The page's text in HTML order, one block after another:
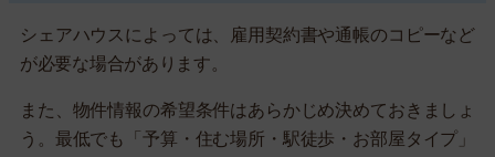
シェアハウスによっては、雇用契約書や通帳のコピーなど
が必要な場合があります。
また、物件情報の希望条件はあらかじめ決めておきましょ
う。最低でも「予算・住む場所・駅徒歩・お部屋タイプ」